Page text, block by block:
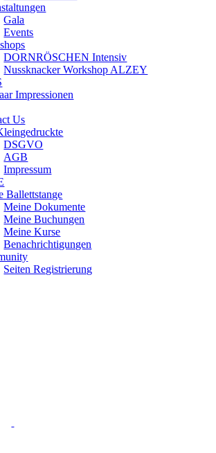
Gala
Events
DORNRÖSCHEN Intensiv
Nussknacker Workshop ALZEY
Impressionen
Us
DSGVO
AGB
Impressum
Ballettstange
Meine Dokumente
Meine Buchungen
Meine Kurse
Benachrichtigungen
Seiten Registrierung